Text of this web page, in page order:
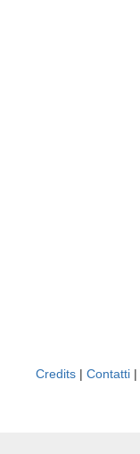
Credits | Contatti |